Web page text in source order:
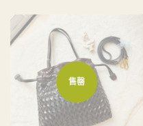
售罄